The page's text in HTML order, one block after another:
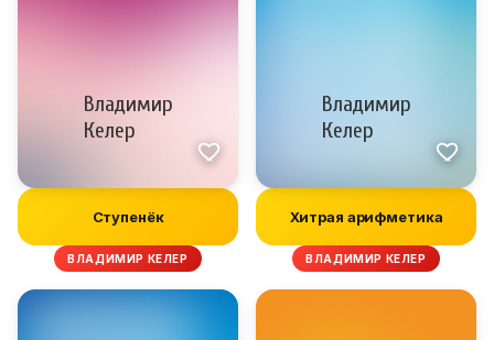
Ступенёк
ВЛАДИМИР КЕЛЕР
Хитрая арифметика
ВЛАДИМИР КЕЛЕР